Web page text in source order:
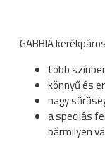
GABBIA
több
könnyű és
nagy
a specilás
bármilyen